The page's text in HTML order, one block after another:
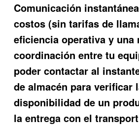
Comunicación
costos (sin tarifas de
eficiencia operativa y una
coordinación entre tu
poder contactar al
de almacén para verificar
disponibilidad de un
la entrega con el